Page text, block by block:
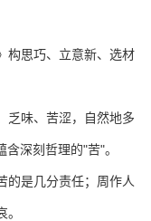
思巧、立意新、选材
味、苦涩，自然地多
深刻哲理的"苦"。
是几分责任；周作人